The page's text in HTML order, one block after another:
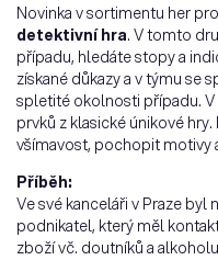
Novinka v sortimentu her
detektivní hra. V tomto
případu, hledáte stopy a
získané důkazy a v týmu se
spletité okolnosti případu.
prvků z klasické únikové
všímavost, pochopit motivy
Příběh:
Ve své kanceláři v Praze byl
podnikatel, který měl
zboží vč. doutníků a